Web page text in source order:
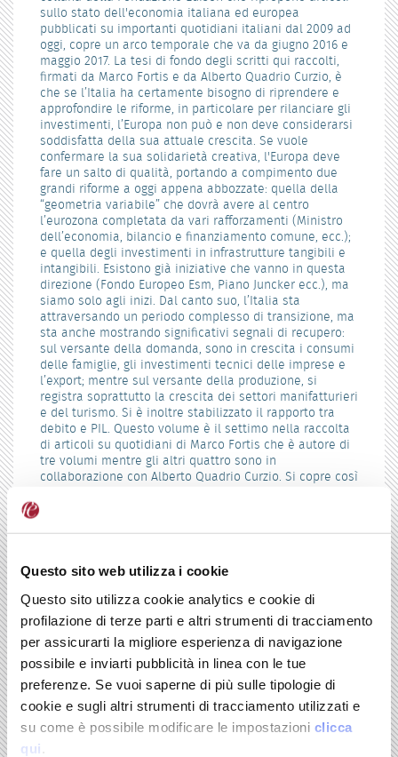
Questo sito web utilizza i cookie
Questo sito utilizza cookie analytics e cookie di
profilazione di terze parti e altri strumenti di tracciamento
per assicurarti la migliore esperienza di navigazione
possibile e inviarti pubblicità in linea con le tue
preferenze. Se vuoi saperne di più sulle tipologie di
cookie e sugli altri strumenti di tracciamento utilizzati e
su come è possibile modificare le impostazioni clicca
qui
sullo stato dell'economia italiana ed europea
pubblicati su importanti quotidiani italiani dal 2009 ad
oggi, copre un arco temporale che va da giugno 2016 e
maggio 2017. La tesi di fondo degli scritti qui raccolti,
firmati da Marco Fortis e da Alberto Quadrio Curzio, è
che se l’Italia ha certamente bisogno di riprendere e
approfondire le riforme, in particolare per rilanciare gli
investimenti, l’Europa non può e non deve considerarsi
soddisfatta della sua attuale crescita. Se vuole
confermare la sua solidarietà creativa, l'Europa deve
fare un salto di qualità, portando a compimento due
grandi riforme a oggi appena abbozzate: quella della
“geometria variabile” che dovrà avere al centro
l’eurozona completata da vari rafforzamenti (Ministro
dell’economia, bilancio e finanziamento comune, ecc.);
e quella degli investimenti in infrastrutture tangibili e
intangibili. Esistono già iniziative che vanno in questa
direzione (Fondo Europeo Esm, Piano Juncker ecc.), ma
siamo solo agli inizi. Dal canto suo, l’Italia sta
attraversando un periodo complesso di transizione, ma
sta anche mostrando significativi segnali di recupero:
sul versante della domanda, sono in crescita i consumi
delle famiglie, gli investimenti tecnici delle imprese e
l’export; mentre sul versante della produzione, si
registra soprattutto la crescita dei settori manifatturieri
e del turismo. Si è inoltre stabilizzato il rapporto tra
debito e PIL. Questo volume è il settimo nella raccolta
di articoli su quotidiani di Marco Fortis che è autore di
tre volumi mentre gli altri quattro sono in
collaborazione con Alberto Quadrio Curzio. Si copre così
Introduzione, Europa e Italia: realtà, limiti e
potenzialità,di Marco Fortis e Alberto Quadrio Curzio
PARTE PRIMA: EUROPA A GEOMETRIA VARIABILE
Le quattro politiche per il riscatto dell’Europa
Se decide lo 0,12% dei cittadini europei
La solidarietà «innovativa» salva l’Europa dei
decimali
L’Europa deve uscire dalla routine di Bruxelles